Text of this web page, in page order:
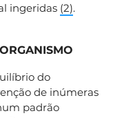
ingeridas (2).
do
de inúmeras
padrão